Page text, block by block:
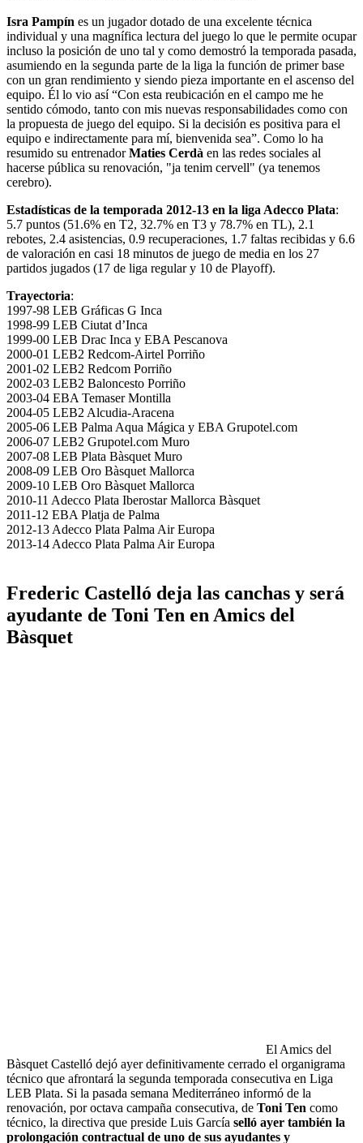
Isra Pampín es un jugador dotado de una excelente técnica
individual y una magnífica lectura del juego lo que le permite ocupar
incluso la posición de uno tal y como demostró la temporada pasada,
asumiendo en la segunda parte de la liga la función de primer base
con un gran rendimiento y siendo pieza importante en el ascenso del
equipo. Él lo vio así “Con esta reubicación en el campo me he
sentido cómodo, tanto con mis nuevas responsabilidades como con
la propuesta de juego del equipo. Si la decisión es positiva para el
equipo e indirectamente para mí, bienvenida sea”. Como lo ha
resumido su entrenadorMaties Cerdà en las redes sociales al
hacerse pública su renovación, "ja tenim cervell" (ya tenemos
cerebro).
Estadísticas de la temporada 2012-13 en la liga Adecco Plata:
5.7 puntos (51.6% en T2, 32.7% en T3 y 78.7% en TL), 2.1
rebotes, 2.4 asistencias, 0.9 recuperaciones, 1.7 faltas recibidas y 6.6
de valoración en casi 18 minutos de juego de media en los 27
partidos jugados (17 de liga regular y 10 de Playoff).
Trayectoria:
1997-98 LEB Gráficas G Inca
1998-99 LEB Ciutat d’Inca
1999-00 LEB Drac Inca y EBA Pescanova
2000-01 LEB2 Redcom-Airtel Porriño
2001-02 LEB2 Redcom Porriño
2002-03 LEB2 Baloncesto Porriño
2003-04 EBA Temaser Montilla
2004-05 LEB2 Alcudia-Aracena
2005-06 LEB Palma Aqua Mágica y EBA Grupotel.com
2006-07 LEB2 Grupotel.com Muro
2007-08 LEB Plata Bàsquet Muro
2008-09 LEB Oro Bàsquet Mallorca
2009-10 LEB Oro Bàsquet Mallorca
2010-11 Adecco Plata Iberostar Mallorca Bàsquet
2011-12 EBA Platja de Palma
2012-13 Adecco Plata Palma Air Europa
2013-14 Adecco Plata Palma Air Europa
Frederic Castelló deja las canchas y será
ayudante de Toni Ten en Amics del
Bàsquet
El Amics del
Bàsquet Castelló dejó ayer definitivamente cerrado el organigrama
técnico que afrontará la segunda temporada consecutiva en Liga
LEB Plata. Si la pasada semana Mediterráneo informó de la
renovación, por octava campaña consecutiva, de Toni Ten como
técnico, la directiva que preside Luis García selló ayer también la
prolongación contractual de uno de sus ayudantes y